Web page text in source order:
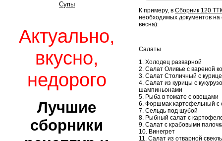
Супы
Актуально,
вкусно,
недорого
Лучшие
сборники
К примеру, в Сборник 120
необходимых документов
весна):
Салаты
1. Холодец разварной
2. Салат Оливье с вареной
3. Салат Столичный с
4. Салат из курицы с
шампиньонами
5. Рыба в томате с овощами
6. Форшмак картофельный с
7. Сельдь под шубой
8. Рыбный салат с
9. Салат с крабовыми
10. Винегрет
11. Салат из отварной